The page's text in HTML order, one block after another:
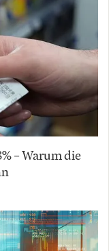
– Warum die